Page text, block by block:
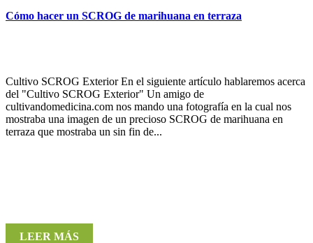
Cómo hacer un SCROG de marihuana en terraza
Cultivo SCROG Exterior En el siguiente artículo hablaremos acerca
del "Cultivo SCROG Exterior" Un amigo de
cultivandomedicina.com nos mando una fotografía en la cual nos
mostraba una imagen de un precioso SCROG de marihuana en
terraza que mostraba un sin fin de...
LEER MÁS